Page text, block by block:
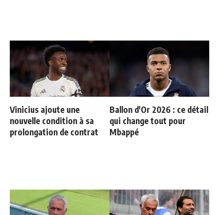
Vinicius ajoute une
nouvelle condition à sa
prolongation de contrat
Ballon d'Or 2026 : ce détail
qui change tout pour
Mbappé